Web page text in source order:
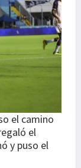
el camino
el
y puso el